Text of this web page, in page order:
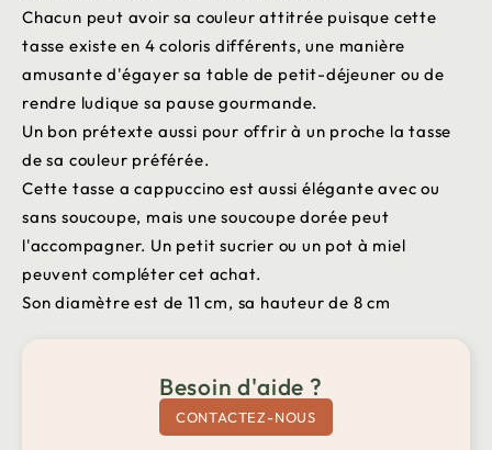
Chacun peut avoir sa couleur attitrée puisque cette
tasse existe en 4 coloris différents, une manière
amusante d'égayer sa table de petit-déjeuner ou de
rendre ludique sa pause gourmande.
Un bon prétexte aussi pour offrir à un proche la tasse
de sa couleur préférée.
Cette tasse a cappuccino est aussi élégante avec ou
sans soucoupe, mais une soucoupe dorée peut
l'accompagner. Un petit sucrier ou un pot à miel
peuvent compléter cet achat.
Son diamètre est de 11 cm, sa hauteur de 8 cm
Besoin d'aide ?
CONTACTEZ-NOUS